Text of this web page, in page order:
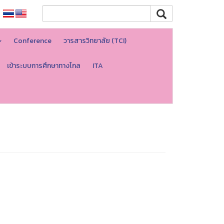
Conference วารสารวิทยาลัย (TCI)
เข้าระบบการศึกษาทางไกล ITA